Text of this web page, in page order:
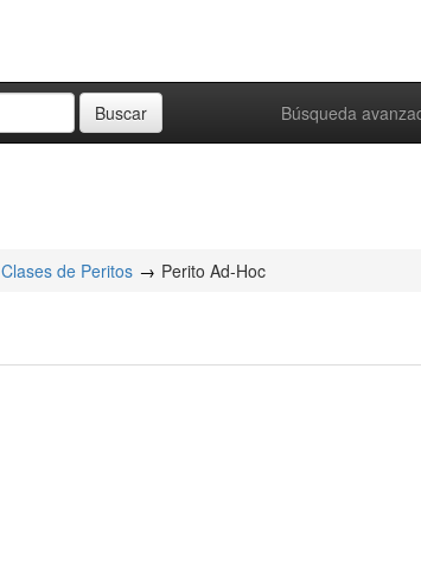
Búsqueda
Clases de Peritos Perito Ad-Hoc